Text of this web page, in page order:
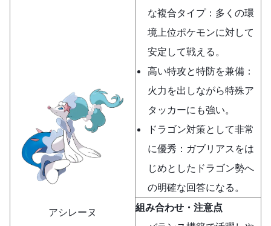
アシレーヌ
な複合タイプ：多くの環
境上位ポケモンに対して
安定して戦える。
高い特攻と特防を兼備：
火力を出しながら特殊ア
タッカーにも強い。
ドラゴン対策として非常
に優秀：ガブリアスをは
じめとしたドラゴン勢へ
の明確な回答になる。
組み合わせ・注意点